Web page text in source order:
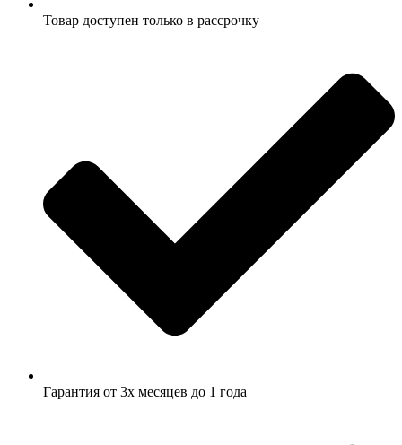
Товар доступен только в рассрочку
Гарантия от 3х месяцев до 1 года